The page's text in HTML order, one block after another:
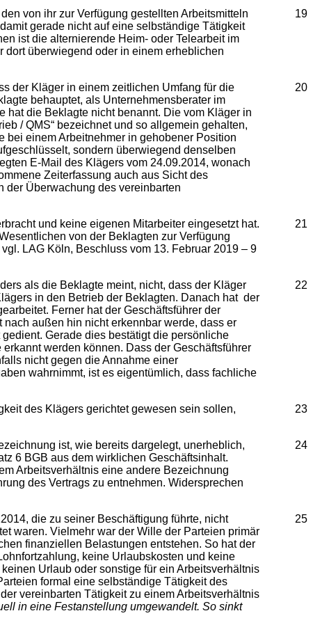
19
ihr zur Verfügung gestellten Arbeitsmitteln
gerade nicht auf eine selbständige Tätigkeit
ist die alternierende Heim- oder Telearbeit im
dort überwiegend oder in einem erheblichen
20
Kläger in einem zeitlichen Umfang für die
behauptet, als Unternehmensberater im
hat die Beklagte nicht benannt. Die vom Kläger in
/ QMS“ bezeichnet und so allgemein gehalten,
einem Arbeitnehmer in gehobener Position
sondern überwiegend denselben
E-Mail des Klägers vom 24.09.2014, wonach
Zeiterfassung auch aus Sicht des
der Überwachung des vereinbarten
21
und keine eigenen Mitarbeiter eingesetzt hat.
von der Beklagten zur Verfügung
LAG Köln, Beschluss vom 13. Februar 2019 – 9
22
die Beklagte meint, nicht, dass der Kläger
in den Betrieb der Beklagten. Danach hat der
Ferner hat der Geschäftsführer der
außen hin nicht erkennbar werde, dass er
Gerade dies bestätigt die persönliche
werden können. Dass der Geschäftsführer
nicht gegen die Annahme einer
wahrnimmt, ist es eigentümlich, dass fachliche
23
Klägers gerichtet gewesen sein sollen,
24
ist, wie bereits dargelegt, unerheblich,
6 BGB aus dem wirklichen Geschäftsinhalt.
Arbeitsverhältnis eine andere Bezeichnung
des Vertrags zu entnehmen. Widersprechen
25
die zu seiner Beschäftigung führte, nicht
waren. Vielmehr war der Wille der Parteien primär
finanziellen Belastungen entstehen. So hat der
keine Urlaubskosten und keine
Urlaub oder sonstige für ein Arbeitsverhältnis
formal eine selbständige Tätigkeit des
vereinbarten Tätigkeit zu einem Arbeitsverhältnis
in eine Festanstellung umgewandelt. So sinkt